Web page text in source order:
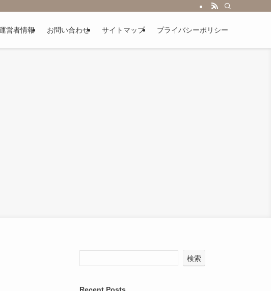
営者情報 お問い合わせ サイトマップ プライバシーポリシー
検索